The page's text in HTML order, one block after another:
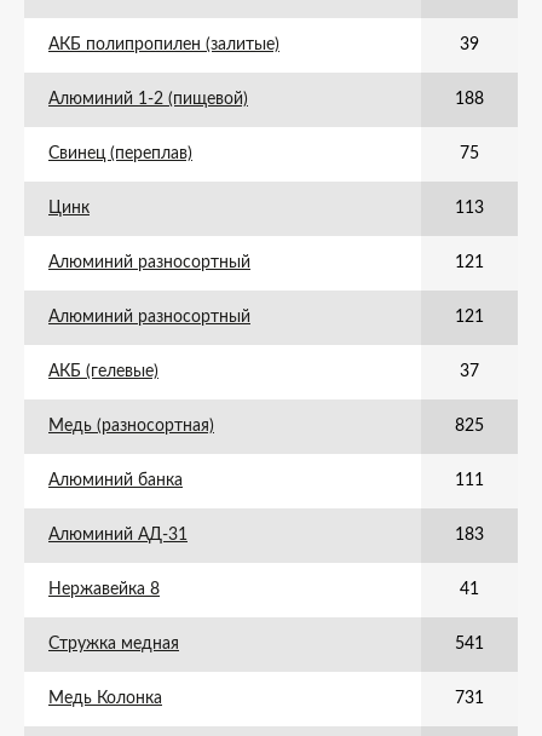
АКБ полипропилен (залитые) 39
Алюминий 1-2 (пищевой) 188
Свинец (переплав) 75
Цинк 113
Алюминий разносортный 121
Алюминий разносортный 121
АКБ (гелевые) 37
Медь (разносортная) 825
Алюминий банка 111
Алюминий АД-31 183
Нержавейка 8 41
Стружка медная 541
Медь Колонка 731